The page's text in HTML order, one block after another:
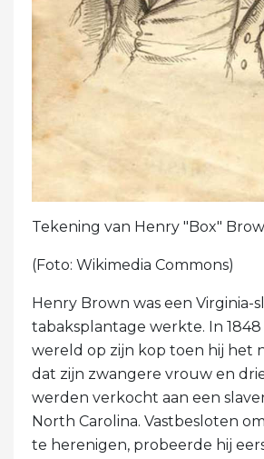
Tekening van Henry "Box"
(Foto: Wikimedia Commons)
Henry Brown was een Virginia-
tabaksplantage werkte. In
wereld op zijn kop toen hij het
dat zijn zwangere vrouw en
werden verkocht aan een
North Carolina. Vastbesloten
te herenigen, probeerde hij